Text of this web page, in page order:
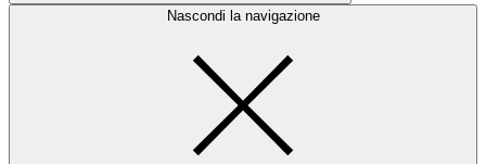
Nascondi la navigazione